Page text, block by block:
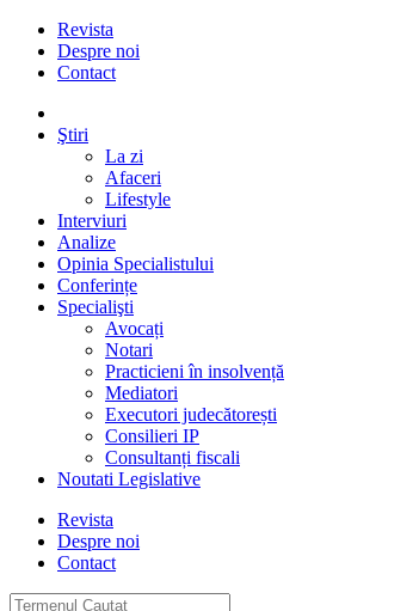
Revista
Despre noi
Contact
Ştiri
La zi
Afaceri
Lifestyle
Interviuri
Analize
Opinia Specialistului
Conferințe
Specialişti
Avocați
Notari
Practicieni în insolvență
Mediatori
Executori judecătorești
Consilieri IP
Consultanți fiscali
Noutati Legislative
Revista
Despre noi
Contact